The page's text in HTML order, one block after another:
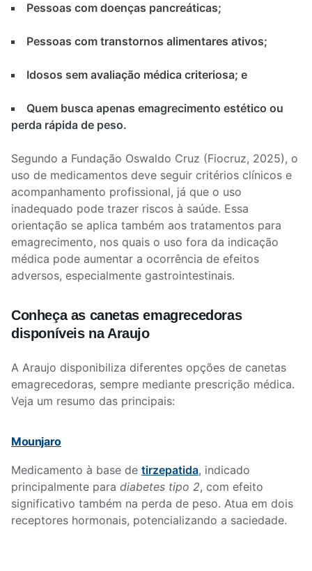
Pessoas com doenças pancreáticas;
Pessoas com transtornos alimentares ativos;
Idosos sem avaliação médica criteriosa; e
Quem busca apenas emagrecimento estético ou
perda rápida de peso.
Segundo a Fundação Oswaldo Cruz (Fiocruz, 2025), o
uso de medicamentos deve seguir critérios clínicos e
acompanhamento profissional, já que o uso
inadequado pode trazer riscos à saúde. Essa
orientação se aplica também aos tratamentos para
emagrecimento, nos quais o uso fora da indicação
médica pode aumentar a ocorrência de efeitos
adversos, especialmente gastrointestinais.
Conheça as canetas emagrecedoras
disponíveis na Araujo
A Araujo disponibiliza diferentes opções de canetas
emagrecedoras, sempre mediante prescrição médica.
Veja um resumo das principais:
Mounjaro
Medicamento à base de tirzepatida, indicado
principalmente para diabetes tipo 2, com efeito
significativo também na perda de peso. Atua em dois
receptores hormonais, potencializando a saciedade.